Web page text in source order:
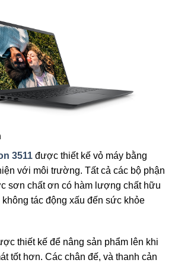
3511 được thiết kế vỏ máy bằng
với môi trường. Tất cả các bộ phận
sơn chất ơn có hàm lượng chất hữu
tác động xấu đến sức khỏe
thiết kế để nâng sản phẩm lên khi
tốt hơn. Các chân đế, và thanh cản